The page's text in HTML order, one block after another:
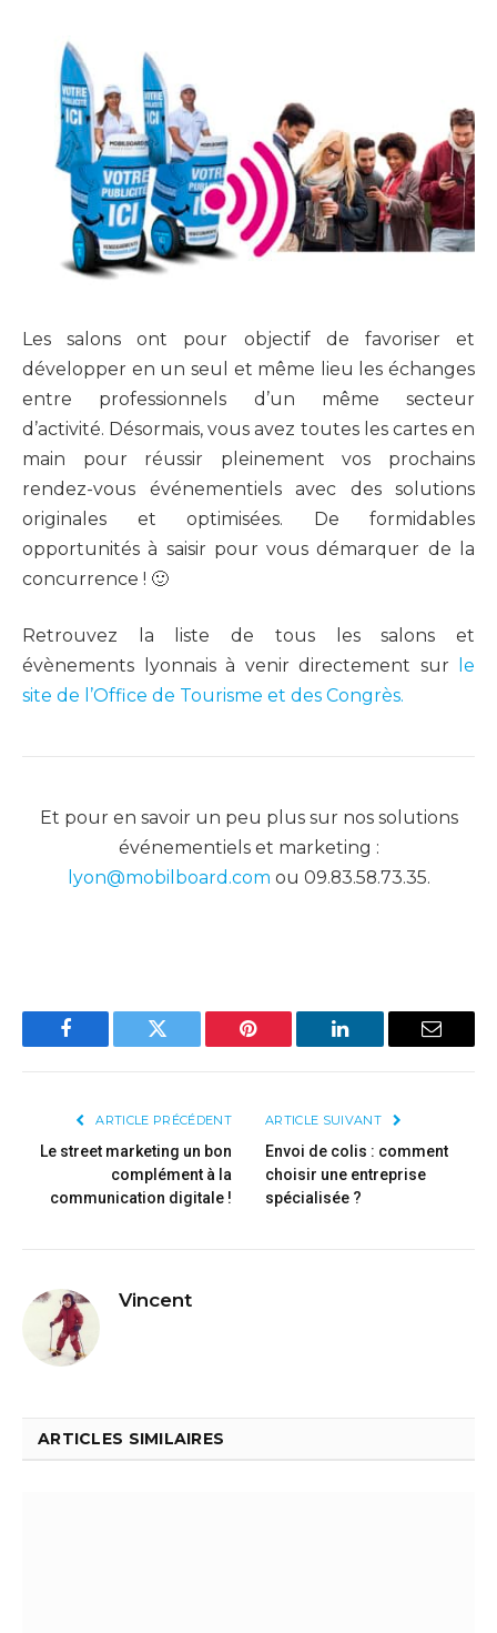
Les salons ont pour objectif de favoriser et
développer en un seul et même lieu les échanges
entre professionnels d’un même secteur
d’activité. Désormais, vous avez toutes les cartes en
main pour réussir pleinement vos prochains
rendez-vous événementiels avec des solutions
originales et optimisées. De formidables
opportunités à saisir pour vous démarquer de la
concurrence ! 🙂
Retrouvez la liste de tous les salons et
évènements lyonnais à venir directement sur
le
site de l’Office de Tourisme et des Congrès.
Et pour en savoir un peu plus sur nos solutions
événementiels et marketing :
lyon@mobilboard.com ou 09.83.58.73.35.
Facebook Twitter Pinterest LinkedIn Email
ARTICLE PRÉCÉDENT
Le street marketing un bon
complément à la
communication digitale !
ARTICLE SUIVANT
Envoi de colis : comment
choisir une entreprise
spécialisée ?
Vincent
ARTICLES SIMILAIRES